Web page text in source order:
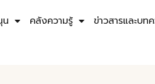
น คลังความรู้ ข่าวสารและบท